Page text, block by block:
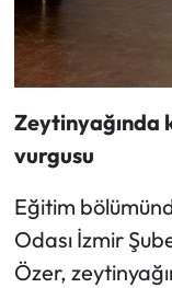
Zeytinyağında
vurgusu
Eğitim
Odası İzmir
Özer,